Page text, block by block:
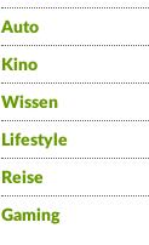
Auto
Kino
Wissen
Lifestyle
Reise
Gaming